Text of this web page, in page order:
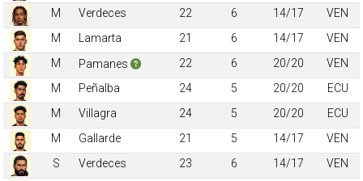
M
Verdeces 22 6 14/17
VEN
M
Lamarta 21 6 14/17
VEN
M
Pamanes 22 6 20/20
VEN
M
Peñalba 24 5 20/20
ECU
M
Villagra 24 5 20/20
ECU
M
Gallarde 21 5 14/17
VEN
S
Verdeces 23 6 14/17
VEN